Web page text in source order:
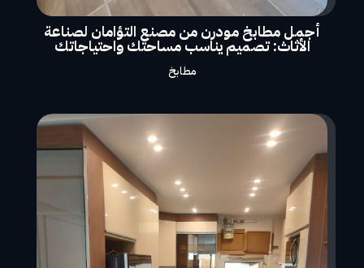
أجمل مطابخ مودرن من مصنع التؤامان لصناعة
الأثاث: تصميم يناسب مساحتك واحتياجاتك
مطابخ